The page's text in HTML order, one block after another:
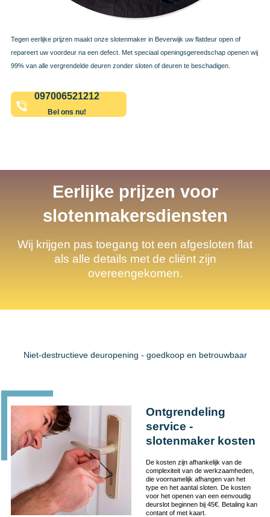
Tegen eerlijke prijzen maakt onze slotenmaker in Beverwijk uw flatdeur open of
repareert uw voordeur na een defect. Met speciaal openingsgereedschap openen wij
99% van alle vergrendelde deuren zonder sloten of deuren te beschadigen.
097006521212
Bel ons nu!
Eerlijke prijzen voor
slotenmakersdiensten
Wij krijgen pas toegang tot een afgesloten flat
als alle details met de cliënt zijn
overeengekomen.
Niet-destructieve deuropening - goedkoop en betrouwbaar
Ontgrendeling
service -
slotenmaker kosten
De kosten zijn afhankelijk van de
complexiteit van de werkzaamheden,
die voornamelijk afhangen van het
type en het aantal sloten. De kosten
voor het openen van een eenvoudig
deurslot beginnen bij 45€. Betaling kan
contant of met kaart.